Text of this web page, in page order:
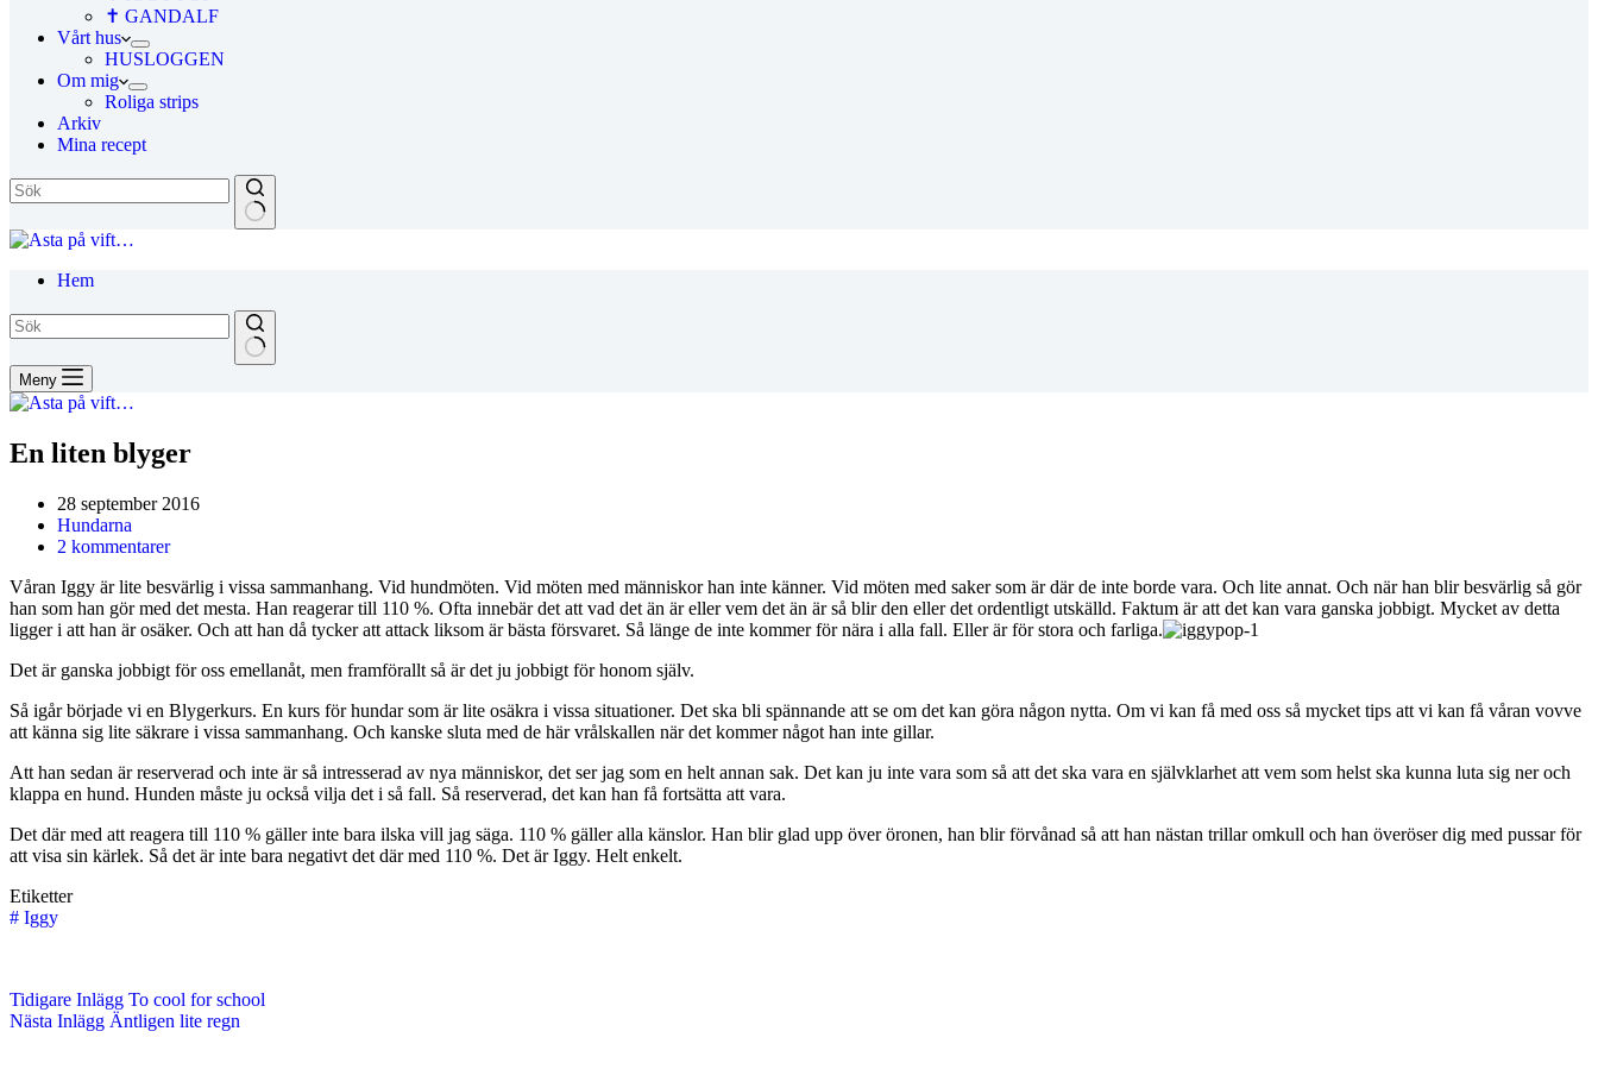
✝ GANDALF
Vårt hus
HUSLOGGEN
Om mig
Roliga strips
Arkiv
Mina recept
Hem
Meny
En liten blyger
28 september 2016
Hundarna
2 kommentarer
Våran Iggy är lite besvärlig i vissa sammanhang. Vid hundmöten. Vid möten med människor han inte känner. Vid möten med saker som är där de inte borde vara. Och lite annat. Och när han blir besvärlig så gör
han som han gör med det mesta. Han reagerar till 110 %. Ofta innebär det att vad det än är eller vem det än är så blir den eller det ordentligt utskälld. Faktum är att det kan vara ganska jobbigt. Mycket av detta
ligger i att han är osäker. Och att han då tycker att attack liksom är bästa försvaret. Så länge de inte kommer för nära i alla fall. Eller är för stora och farliga.
Det är ganska jobbigt för oss emellanåt, men framförallt så är det ju jobbigt för honom själv.
Så igår började vi en Blygerkurs. En kurs för hundar som är lite osäkra i vissa situationer. Det ska bli spännande att se om det kan göra någon nytta. Om vi kan få med oss så mycket tips att vi kan få våran vovve
att känna sig lite säkrare i vissa sammanhang. Och kanske sluta med de här vrålskallen när det kommer något han inte gillar.
Att han sedan är reserverad och inte är så intresserad av nya människor, det ser jag som en helt annan sak. Det kan ju inte vara som så att det ska vara en självklarhet att vem som helst ska kunna luta sig ner och
klappa en hund. Hunden måste ju också vilja det i så fall. Så reserverad, det kan han få fortsätta att vara.
Det där med att reagera till 110 % gäller inte bara ilska vill jag säga. 110 % gäller alla känslor. Han blir glad upp över öronen, han blir förvånad så att han nästan trillar omkull och han överöser dig med pussar för
att visa sin kärlek. Så det är inte bara negativt det där med 110 %. Det är Iggy. Helt enkelt.
Etiketter
# Iggy
Tidigare Inlägg To cool for school
Nästa Inlägg Äntligen lite regn